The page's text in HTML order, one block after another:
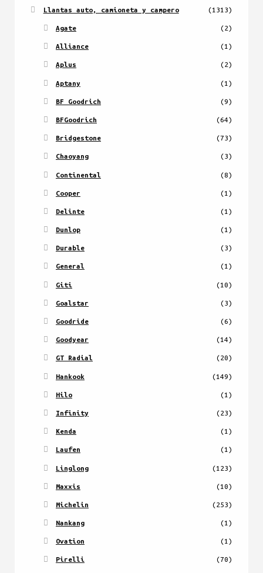
Llantas auto, camioneta y campero (1313)
Agate (2)
Alliance (1)
Aplus (2)
Aptany (1)
BF Goodrich (9)
BFGoodrich (64)
Bridgestone (73)
Chaoyang (3)
Continental (8)
Cooper (1)
Delinte (1)
Dunlop (1)
Durable (3)
General (1)
Giti (10)
Goalstar (3)
Goodride (6)
Goodyear (14)
GT Radial (20)
Hankook (149)
Hilo (1)
Infinity (23)
Kenda (1)
Laufen (1)
Linglong (123)
Maxxis (10)
Michelin (253)
Nankang (1)
Ovation (1)
Pirelli (70)